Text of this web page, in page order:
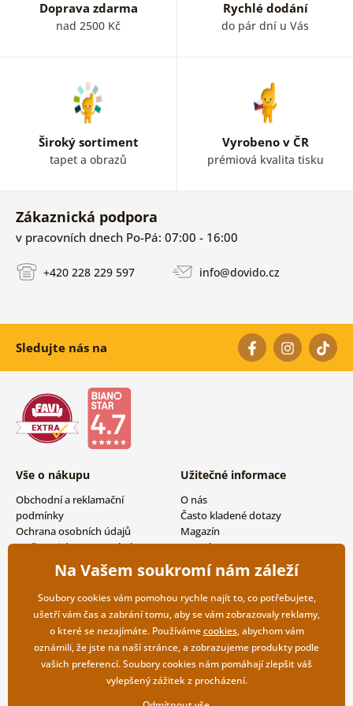
Doprava zdarma
nad 2500 Kč
Rychlé dodání
do pár dní u Vás
Široký sortiment
tapet a obrazů
Vyrobeno v ČR
prémiová kvalita tisku
Zákaznická podpora
v pracovních dnech Po-Pá: 07:00 - 16:00
+420 228 229 597 info@dovido.cz
Sledujte nás na
Vše o nákupu
Obchodní a reklamační
podmínky
Ochrana osobních údajů
Možnosti dopravy a platby
Vrácení zboží
Užitečné informace
O nás
Často kladené dotazy
Magazín
Kontakty
Velkoobchodní spolupráce
Na Vašem soukromí nám záleží
Soubory cookies vám pomohou rychle najít to, co potřebujete,
ušetří vám čas a zabrání tomu, aby se vám zobrazovaly reklamy,
o které se nezajímáte. Používámecookies, abychom vám
oznámili, že jste na naší stránce, a zobrazujeme produkty podle
vašich preferencí. Soubory cookies nám pomáhají zlepšit váš
vylepšený zážitek z procházení.